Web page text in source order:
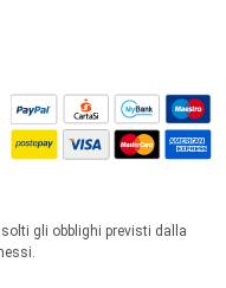
gli obblighi previsti dalla